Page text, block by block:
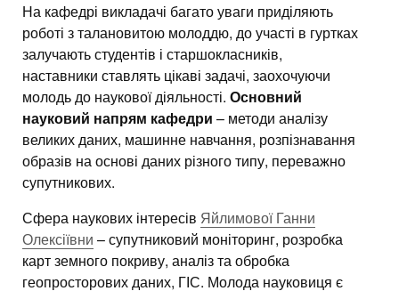
На кафедрі викладачі багато уваги приділяють
роботі з талановитою молоддю, до участі в гуртках
залучають студентів і старшокласників,
наставники ставлять цікаві задачі, заохочуючи
молодь до наукової діяльності. Основний
науковий напрям кафедри – методи аналізу
великих даних, машинне навчання, розпізнавання
образів на основі даних різного типу, переважно
супутникових.
Сфера наукових інтересів Яйлимової Ганни
Олексіївни – супутниковий моніторинг, розробка
карт земного покриву, аналіз та обробка
геопросторових даних, ГІС. Молода науковиця є